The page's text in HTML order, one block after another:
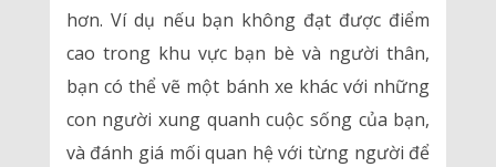
hơn. Ví dụ nếu bạn không đạt được điểm
cao trong khu vực bạn bè và người thân,
bạn có thể vẽ một bánh xe khác với những
con người xung quanh cuộc sống của bạn,
và đánh giá mối quan hệ với từng người để